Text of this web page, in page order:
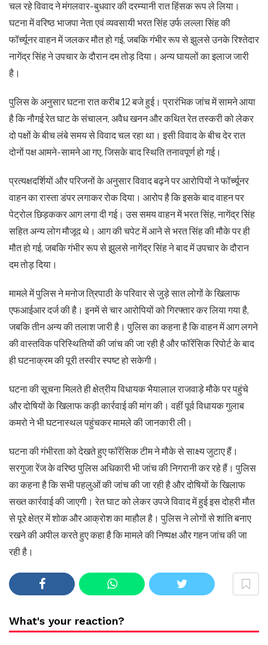
चल रहे विवाद ने मंगलवार-बुधवार की दरम्यानी रात हिंसक रूप ले लिया।
घटना में वरिष्ठ भाजपा नेता एवं व्यवसायी भरत सिंह उर्फ लल्ला सिंह की
फॉर्च्यूनर वाहन में जलकर मौत हो गई, जबकि गंभीर रूप से झुलसे उनके रिश्तेदार
नागेंद्र सिंह ने उपचार के दौरान दम तोड़ दिया। अन्य घायलों का इलाज जारी
है।
पुलिस के अनुसार घटना रात करीब 12 बजे हुई। प्रारंभिक जांच में सामने आया
है कि नौगई रेत घाट के संचालन, अवैध खनन और कथित रेत तस्करी को लेकर
दो पक्षों के बीच लंबे समय से विवाद चल रहा था। इसी विवाद के बीच देर रात
दोनों पक्ष आमने-सामने आ गए, जिसके बाद स्थिति तनावपूर्ण हो गई।
प्रत्यक्षदर्शियों और परिजनों के अनुसार विवाद बढ़ने पर आरोपियों ने फॉर्च्यूनर
वाहन का रास्ता डंपर लगाकर रोक दिया। आरोप है कि इसके बाद वाहन पर
पेट्रोल छिड़ककर आग लगा दी गई। उस समय वाहन में भरत सिंह, नागेंद्र सिंह
सहित अन्य लोग मौजूद थे। आग की चपेट में आने से भरत सिंह की मौके पर ही
मौत हो गई, जबकि गंभीर रूप से झुलसे नागेंद्र सिंह ने बाद में उपचार के दौरान
दम तोड़ दिया।
मामले में पुलिस ने मनोज त्रिपाठी के परिवार से जुड़े सात लोगों के खिलाफ
एफआईआर दर्ज की है। इनमें से चार आरोपियों को गिरफ्तार कर लिया गया है,
जबकि तीन अन्य की तलाश जारी है। पुलिस का कहना है कि वाहन में आग लगने
की वास्तविक परिस्थितियों की जांच की जा रही है और फॉरेंसिक रिपोर्ट के बाद
ही घटनाक्रम की पूरी तस्वीर स्पष्ट हो सकेगी।
घटना की सूचना मिलते ही क्षेत्रीय विधायक भैयालाल राजवाड़े मौके पर पहुंचे
और दोषियों के खिलाफ कड़ी कार्रवाई की मांग की। वहीं पूर्व विधायक गुलाब
कमरो ने भी घटनास्थल पहुंचकर मामले की जानकारी ली।
घटना की गंभीरता को देखते हुए फॉरेंसिक टीम ने मौके से साक्ष्य जुटाए हैं।
सरगुजा रेंज के वरिष्ठ पुलिस अधिकारी भी जांच की निगरानी कर रहे हैं। पुलिस
का कहना है कि सभी पहलुओं की जांच की जा रही है और दोषियों के खिलाफ
सख्त कार्रवाई की जाएगी। रेत घाट को लेकर उपजे विवाद में हुई इस दोहरी मौत
से पूरे क्षेत्र में शोक और आक्रोश का माहौल है। पुलिस ने लोगों से शांति बनाए
रखने की अपील करते हुए कहा है कि मामले की निष्पक्ष और गहन जांच की जा
रही है।
What's your reaction?